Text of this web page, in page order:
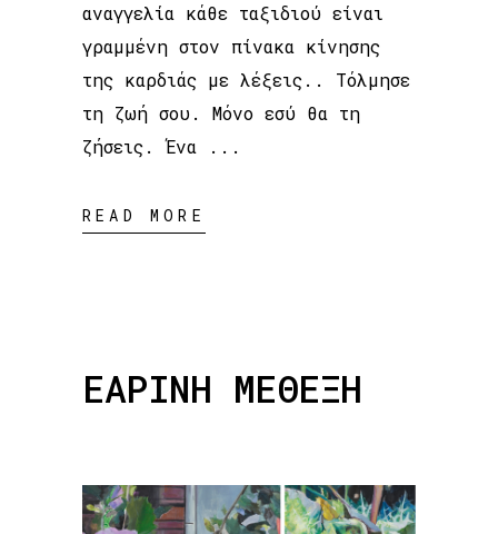
αναγγελία κάθε ταξιδιού είναι
γραμμένη στον πίνακα κίνησης
της καρδιάς με λέξεις.. Τόλμησε
τη ζωή σου. Μόνο εσύ θα τη
ζήσεις. Ένα
READ MORE
ΕΑΡΙΝΗ ΜΕΘΕΞΗ